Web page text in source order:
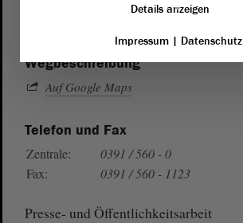
Wegbeschreibung
Auf Google Maps
Telefon und Fax
Zentrale:
0391 / 560 - 0
Fax:
0391 / 560 - 1123
Presse- und Öffentlichkeitsarbeit
Details anzeigen
Impressum| Datenschutz